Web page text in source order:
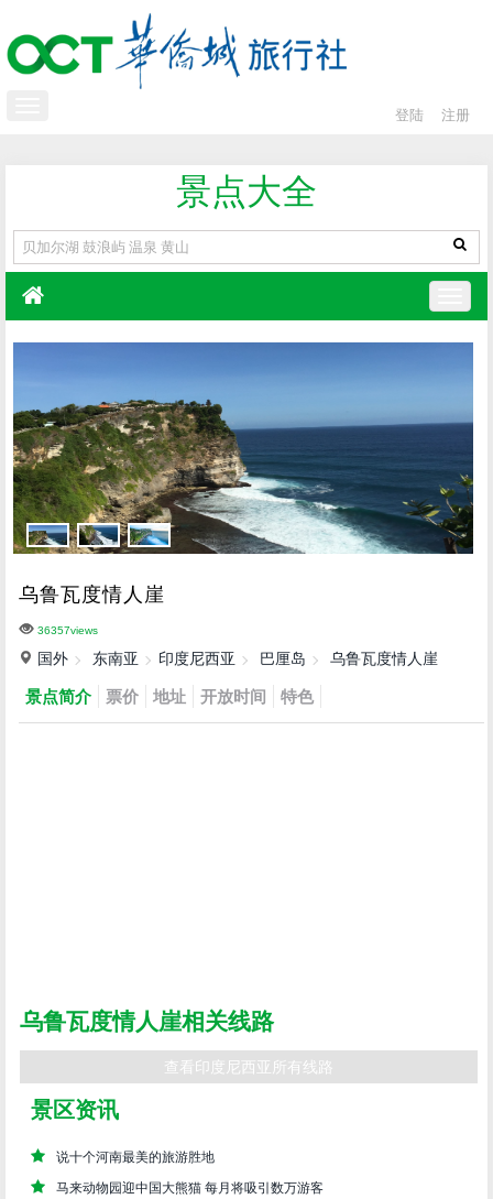
登陆 注册
景点大全
乌鲁瓦度情人崖
36357views
国外 东南亚 印度尼西亚 巴厘岛 乌鲁瓦度情人崖
景点简介 票价 地址 开放时间 特色
乌鲁瓦度情人崖相关线路
查看印度尼西亚所有线路
景区资讯
说十个河南最美的旅游胜地
马来动物园迎中国大熊猫 每月将吸引数万游客